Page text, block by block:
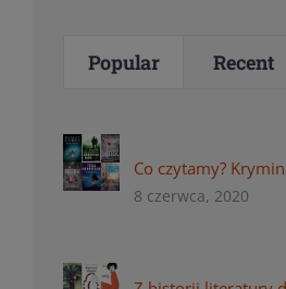
Popular Recent
Co czytamy?
8 czerwca, 2020